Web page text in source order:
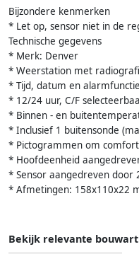
Bijzondere kenmerken
* Let op, sensor niet in de
Technische gegevens
* Merk: Denver
* Weerstation met
* Tijd, datum en alarmfunctie
* 12/24 uur, C/F
* Binnen - en
* Inclusief 1 buitensonde
* Pictogrammen om
* Hoofdeenheid
* Sensor aangedreven door
* Afmetingen: 158x110x22
Bekijk relevante